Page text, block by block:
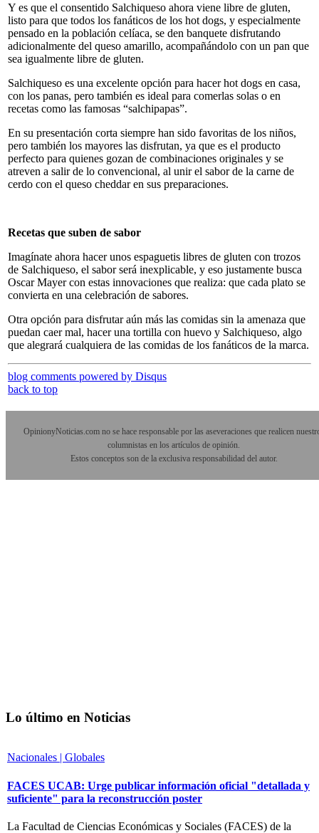
Y es que el consentido Salchiqueso ahora viene libre de gluten,
listo para que todos los fanáticos de los hot dogs, y especialmente
pensado en la población celíaca, se den banquete disfrutando
adicionalmente del queso amarillo, acompañándolo con un pan que
sea igualmente libre de gluten.
Salchiqueso es una excelente opción para hacer hot dogs en casa,
con los panas, pero también es ideal para comerlas solas o en
recetas como las famosas “salchipapas”.
En su presentación corta siempre han sido favoritas de los niños,
pero también los mayores las disfrutan, ya que es el producto
perfecto para quienes gozan de combinaciones originales y se
atreven a salir de lo convencional, al unir el sabor de la carne de
cerdo con el queso cheddar en sus preparaciones.
Recetas que suben de sabor
Imagínate ahora hacer unos espaguetis libres de gluten con trozos
de Salchiqueso, el sabor será inexplicable, y eso justamente busca
Oscar Mayer con estas innovaciones que realiza: que cada plato se
convierta en una celebración de sabores.
Otra opción para disfrutar aún más las comidas sin la amenaza que
puedan caer mal, hacer una tortilla con huevo y Salchiqueso, algo
que alegrará cualquiera de las comidas de los fanáticos de la marca.
blog comments powered by Disqus
back to top
OpinionyNoticias.com no se hace responsable por las aseveraciones que realicen
columnistas en los artículos de opinión.
Estos conceptos son de la exclusiva responsabilidad del autor.
Lo último en Noticias
Nacionales | Globales
FACES UCAB: Urge publicar información oficial "detallada y
suficiente" para la reconstrucción poster
La Facultad de Ciencias Económicas y Sociales (FACES) de la